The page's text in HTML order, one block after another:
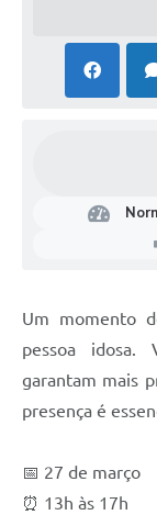
Um momento
pessoa idosa.
garantam mais
presença é
📅 27 de março
⏰ 13h às 17h